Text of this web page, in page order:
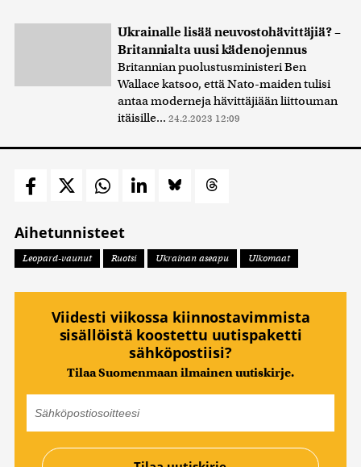
Ukrainalle lisää neuvostohävittäjiä? –
Britannialta uusi kädenojennus
Britannian puolustusministeri Ben
Wallace katsoo, että Nato-maiden tulisi
antaa moderneja hävittäjiään liittouman
itäisille... 24.2.2023 12:09
Aihetunnisteet
Leopard-vaunut Ruotsi Ukrainan aseapu Ulkomaat
Viidesti viikossa kiinnostavimmista
sisällöistä koostettu uutispaketti
sähköpostiisi?
Tilaa Suomenmaan ilmainen uutiskirje.